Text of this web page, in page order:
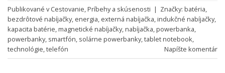
Publikované vCestovanie,Príbehy a skúsenosti | Značky: batéria,
bezdrôtové nabíjačky, energia, externá nabíjačka,indukčné nabíjačky,
kapacita batérie,magnetické nabíjačky,nabíjačka,powerbanka,
powerbanky, smartfón, solárne powerbanky,tablet notebook,
technológie,telefón Napíšte komentár